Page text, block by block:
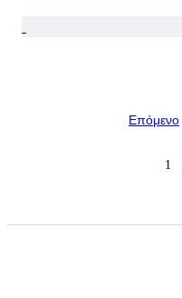
Επόμενο
1